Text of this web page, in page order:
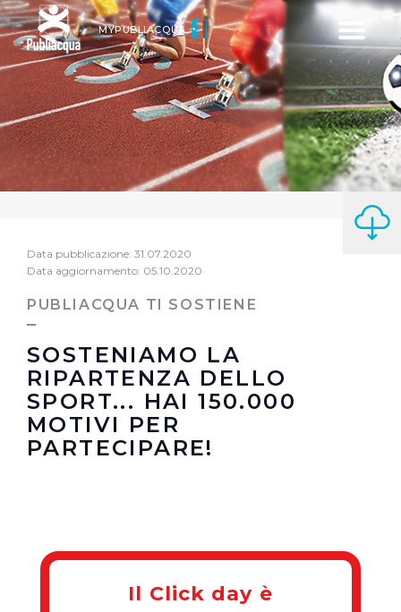
Toggle
MYPUBLIACQUA
Data pubblicazione: 31.07.2020
Data aggiornamento: 05.10.2020
PUBLIACQUA TI SOSTIENE
SOSTENIAMO LA
RIPARTENZA DELLO
SPORT... HAI 150.000
MOTIVI PER
PARTECIPARE!
Il Click day è